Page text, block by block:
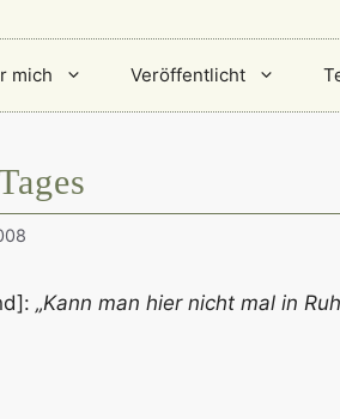
mich Veröffentlicht
„Kann man hier nicht mal in